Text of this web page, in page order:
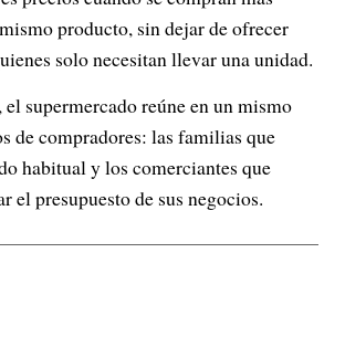
producto, sin dejar de ofrecer
solo necesitan llevar una unidad.
el supermercado reúne en un mismo
de compradores: las familias que
habitual y los comerciantes que
el presupuesto de sus negocios.